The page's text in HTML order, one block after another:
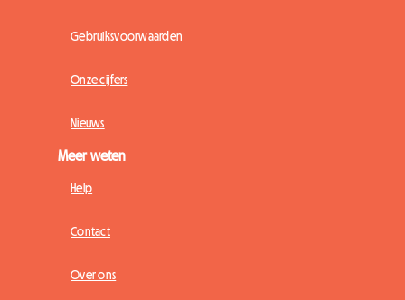
Gebruiksvoorwaarden
Onze cijfers
Nieuws
Meer weten
Help
Contact
Over ons